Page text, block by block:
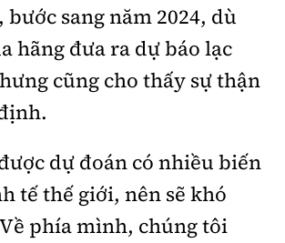
bước sang năm 2024, dù
hãng đưa ra dự báo lạc
cũng cho thấy sự thận
dự đoán có nhiều biến
tế thế giới, nên sẽ khó
phía mình, chúng tôi